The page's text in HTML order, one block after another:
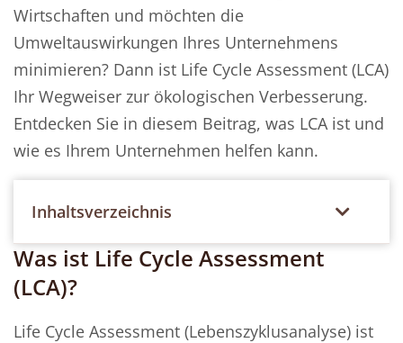
Wirtschaften und möchten die
Umweltauswirkungen Ihres Unternehmens
minimieren? Dann ist Life Cycle Assessment (LCA)
Ihr Wegweiser zur ökologischen Verbesserung.
Entdecken Sie in diesem Beitrag, was LCA ist und
wie es Ihrem Unternehmen helfen kann.
Inhaltsverzeichnis
Was ist Life Cycle Assessment
(LCA)?
Life Cycle Assessment (Lebenszyklusanalyse) ist